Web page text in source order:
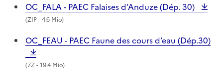
OC_FALA - PAEC Falaises d’Anduze (Dép. 30)
(ZIP- 4.6 Mio)
OC_FEAU - PAEC Faune des cours d’eau (Dép.30)
(7Z- 19.4 Mio)